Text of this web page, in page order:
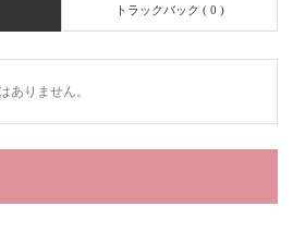
トラックバック ( 0 )
ありません。